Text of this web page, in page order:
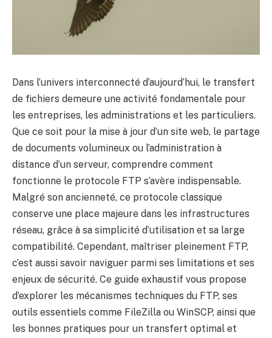
Dans l’univers interconnecté d’aujourd’hui, le transfert
de fichiers demeure une activité fondamentale pour
les entreprises, les administrations et les particuliers.
Que ce soit pour la mise à jour d’un site web, le partage
de documents volumineux ou l’administration à
distance d’un serveur, comprendre comment
fonctionne le protocole FTP s’avère indispensable.
Malgré son ancienneté, ce protocole classique
conserve une place majeure dans les infrastructures
réseau, grâce à sa simplicité d’utilisation et sa large
compatibilité. Cependant, maîtriser pleinement FTP,
c’est aussi savoir naviguer parmi ses limitations et ses
enjeux de sécurité. Ce guide exhaustif vous propose
d’explorer les mécanismes techniques du FTP, ses
outils essentiels comme FileZilla ou WinSCP, ainsi que
les bonnes pratiques pour un transfert optimal et